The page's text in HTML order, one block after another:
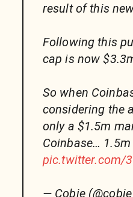
result of this
Following this
cap is now
So when
considering the
only a $1.5m
Coinbase… 1.5m
pic.twitter.com/
— Cobie